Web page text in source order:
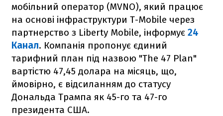
мобільний оператор (MVNO), який працює
на основі інфраструктури T-Mobile через
партнерство з Liberty Mobile, інформує 24
Канал. Компанія пропонує єдиний
тарифний план під назвою "The 47 Plan"
вартістю 47,45 долара на місяць, що,
ймовірно, є відсиланням до статусу
Дональда Трампа як 45-го та 47-го
президента США.